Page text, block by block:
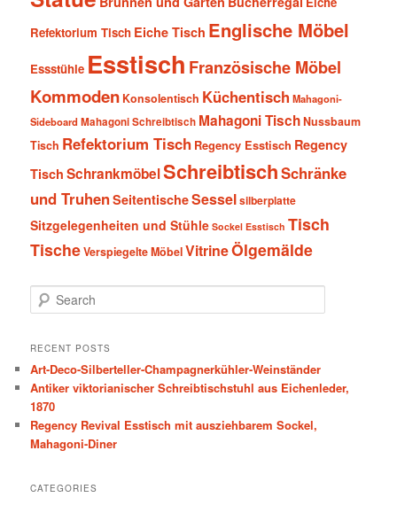
Refektorium Tisch Eiche Tisch Englische Möbel
Essstühle Esstisch Französische Möbel
Kommoden Konsolentisch Küchentisch Mahagoni-
SideboardMahagoni Schreibtisch Mahagoni TischNussbaum
Tisch Refektorium Tisch Regency Esstisch Regency
Tisch SchrankmöbelSchreibtischSchränke
und TruhenSeitentischeSesselsilberplatte
Sitzgelegenheiten und Stühle Sockel Esstisch Tisch
TischeVerspiegelte MöbelVitrineÖlgemälde
e
r
h
RECENT POSTS
Art-Deco-Silberteller-Champagnerkühler-Weinständer
Antiker viktorianischer Schreibtischstuhl aus Eichenleder,
1870
Regency Revival Esstisch mit ausziehbarem Sockel,
Mahagoni-Diner
CATEGORIES